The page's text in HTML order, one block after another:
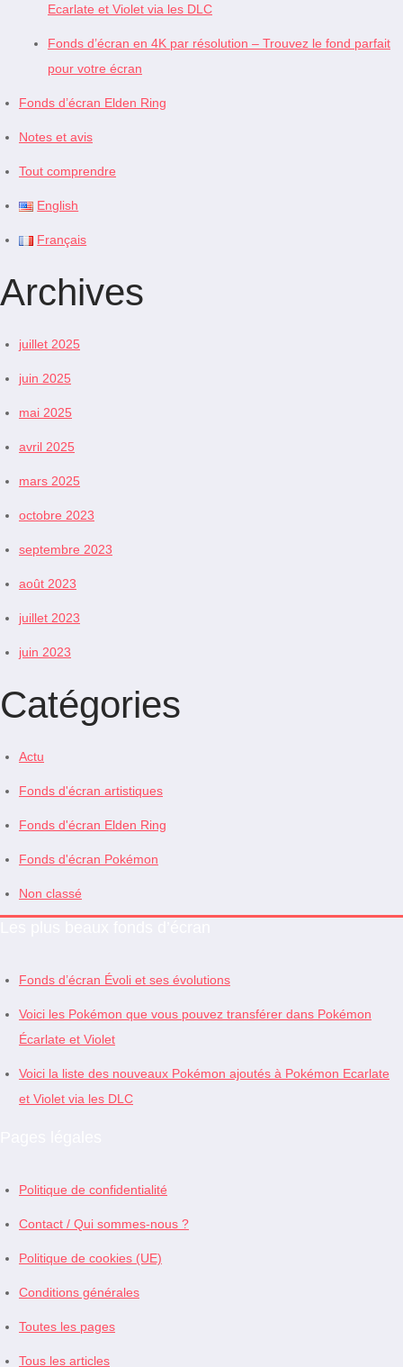
Ecarlate et Violet via les DLC
Fonds d’écran en 4K par résolution – Trouvez le fond parfait
pour votre écran
Fonds d’écran Elden Ring
Notes et avis
Tout comprendre
English
Français
Archives
juillet 2025
juin 2025
mai 2025
avril 2025
mars 2025
octobre 2023
septembre 2023
août 2023
juillet 2023
juin 2023
Catégories
Actu
Fonds d'écran artistiques
Fonds d'écran Elden Ring
Fonds d'écran Pokémon
Non classé
Fonds d’écran Évoli et ses évolutions
Voici les Pokémon que vous pouvez transférer dans Pokémon
Écarlate et Violet
Voici la liste des nouveaux Pokémon ajoutés à Pokémon Ecarlate
et Violet via les DLC
Politique de confidentialité
Contact / Qui sommes-nous ?
Politique de cookies (UE)
Conditions générales
Toutes les pages
Tous les articles